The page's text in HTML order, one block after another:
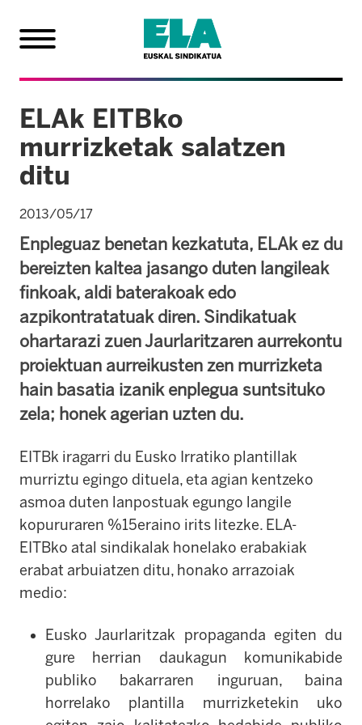
ELAk EITBko
murrizketak salatzen
ditu
2013/05/17
Enpleguaz benetan kezkatuta, ELAk ez du
bereizten kaltea jasango duten langileak
finkoak, aldi baterakoak edo
azpikontratatuak diren. Sindikatuak
ohartarazi zuen Jaurlaritzaren aurrekontu
proiektuan aurreikusten zen murrizketa
hain basatia izanik enplegua suntsituko
zela; honek agerian uzten du.
EITBk iragarri du Eusko Irratiko plantillak
murriztu egingo dituela, eta agian kentzeko
asmoa duten lanpostuak egungo langile
kopururaren %15eraino irits litezke. ELA-
EITBko atal sindikalak honelako erabakiak
erabat arbuiatzen ditu, honako arrazoiak
medio:
Eusko Jaurlaritzak propaganda egiten du
gure herrian daukagun komunikabide
publiko bakarraren inguruan, baina
horrelako plantilla murrizketekin uko